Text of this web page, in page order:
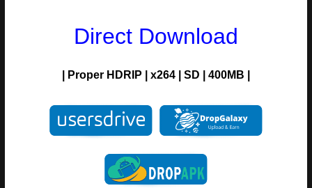
Direct Download
Proper H DRIP | x264 | SD | 400MB |